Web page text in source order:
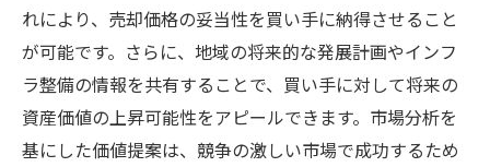
れにより、売却価格の妥当性を買い手に納得させること
が可能です。さらに、地域の将来的な発展計画やインフ
ラ整備の情報を共有することで、買い手に対して将来の
資産価値の上昇可能性をアピールできます。市場分析を
基にした価値提案は、競争の激しい市場で成功するため